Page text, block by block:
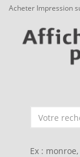
Acheter Impression
Ex :